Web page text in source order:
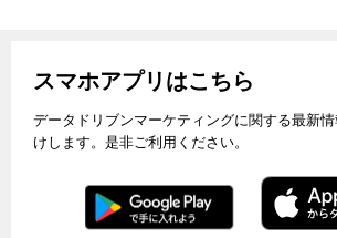
スマホアプリはこちら
データドリブンマーケティングに関する最新
けします。是非ご利用ください。